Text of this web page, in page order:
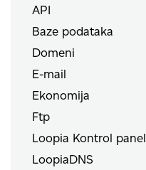
API
Baze podataka
Domeni
E-mail
Ekonomija
Ftp
Loopia Kontrol panel
LoopiaDNS